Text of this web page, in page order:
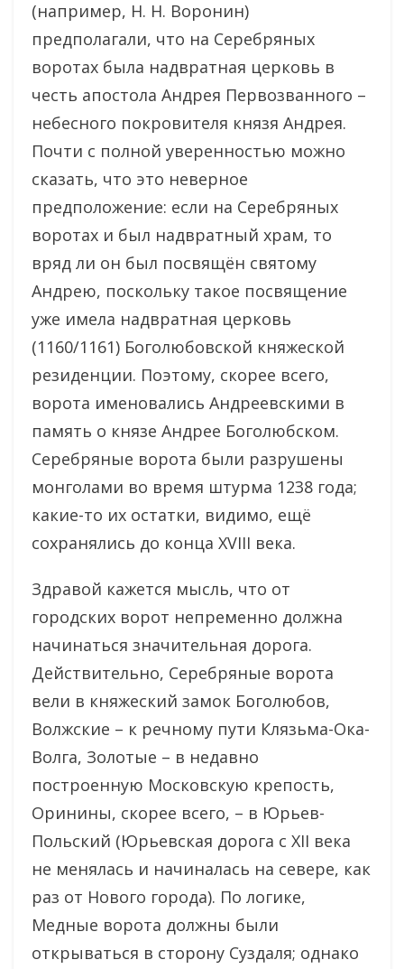
(например, Н. Н. Воронин)
предполагали, что на Серебряных
воротах была надвратная церковь в
честь апостола Андрея Первозванного –
небесного покровителя князя Андрея.
Почти с полной уверенностью можно
сказать, что это неверное
предположение: если на Серебряных
воротах и был надвратный храм, то
вряд ли он был посвящён святому
Андрею, поскольку такое посвящение
уже имела надвратная церковь
(1160/1161) Боголюбовской княжеской
резиденции. Поэтому, скорее всего,
ворота именовались Андреевскими в
память о князе Андрее Боголюбском.
Серебряные ворота были разрушены
монголами во время штурма 1238 года;
какие-то их остатки, видимо, ещё
сохранялись до конца XVIII века.
Здравой кажется мысль, что от
городских ворот непременно должна
начинаться значительная дорога.
Действительно, Серебряные ворота
вели в княжеский замок Боголюбов,
Волжские – к речному пути Клязьма-Ока-
Волга, Золотые – в недавно
построенную Московскую крепость,
Оринины, скорее всего, – в Юрьев-
Польский (Юрьевская дорога с XII века
не менялась и начиналась на севере, как
раз от Нового города). По логике,
Медные ворота должны были
открываться в сторону Суздаля; однако